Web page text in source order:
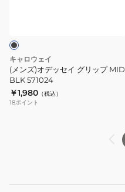
グ
リ
ッ
プ
MID
BLK
キャロウェイ
(メンズ)オデッセイ グリップ MID
BLK 571024
￥1,980 （税込）
18ポイント